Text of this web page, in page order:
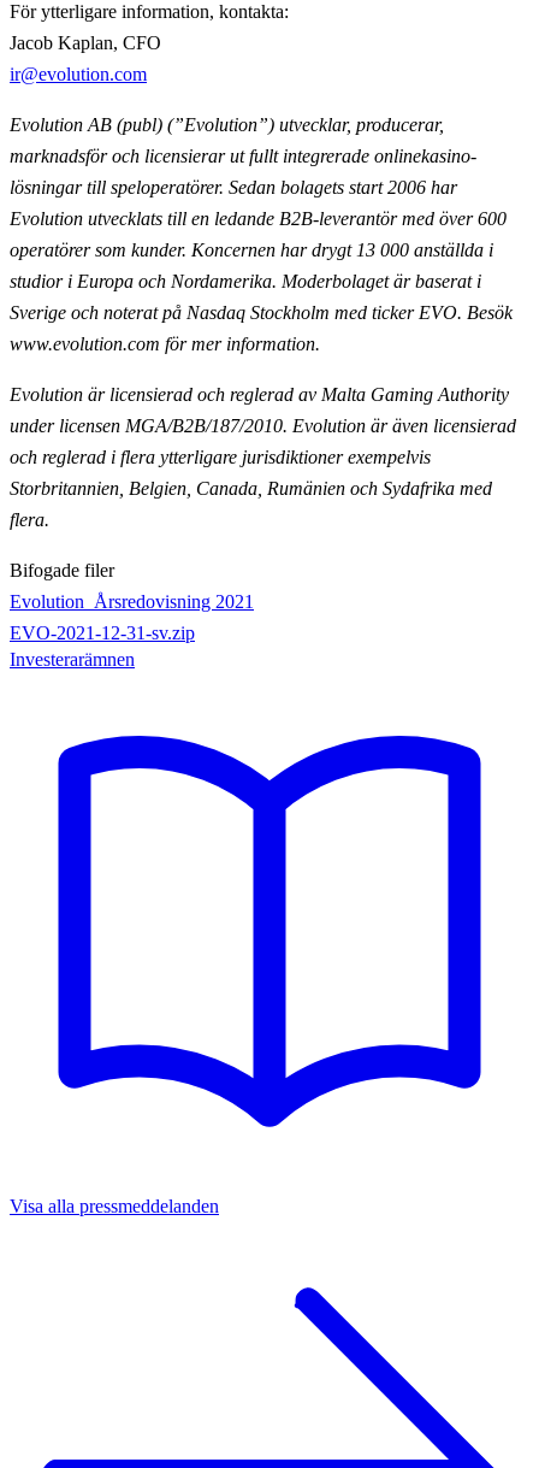
För ytterligare information, kontakta:
Jacob Kaplan, CFO
ir@evolution.com
Evolution AB (publ) (”Evolution”) utvecklar, producerar,
marknadsför och licensierar ut fullt integrerade onlinekasino-
lösningar till speloperatörer. Sedan bolagets start 2006 har
Evolution utvecklats till en ledande B2B-leverantör med över 600
operatörer som kunder. Koncernen har drygt 13 000 anställda i
studior i Europa och Nordamerika. Moderbolaget är baserat i
Sverige och noterat på Nasdaq Stockholm med ticker EVO. Besök
www.evolution.com för mer information.
Evolution är licensierad och reglerad av Malta Gaming Authority
under licensen MGA/B2B/187/2010. Evolution är även licensierad
och reglerad i flera ytterligare jurisdiktioner exempelvis
Storbritannien, Belgien, Canada, Rumänien och Sydafrika med
flera.
Bifogade filer
Evolution_Årsredovisning 2021
EVO-2021-12-31-sv.zip
Investerarämnen
Visa alla pressmeddelanden